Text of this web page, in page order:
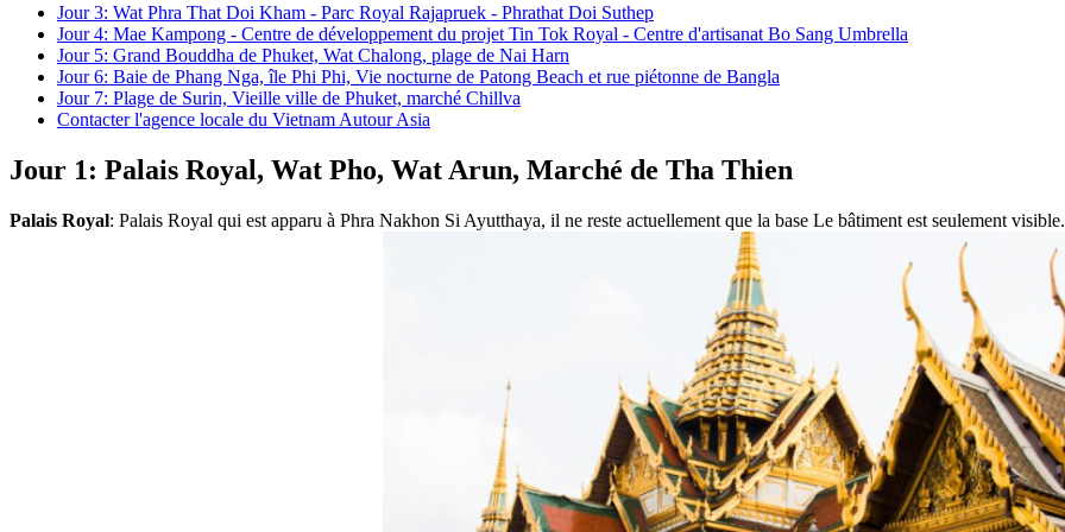
Jour 3: Wat Phra That Doi Kham - Parc Royal Rajapruek - Phrathat Doi Suthep
Jour 4: Mae Kampong - Centre de développement du projet Tin Tok Royal - Centre d'artisanat Bo Sang Umbrella
Jour 5: Grand Bouddha de Phuket, Wat Chalong, plage de Nai Harn
Jour 6: Baie de Phang Nga, île Phi Phi, Vie nocturne de Patong Beach et rue piétonne de Bangla
Jour 7: Plage de Surin, Vieille ville de Phuket, marché Chillva
Contacter l'agence locale du Vietnam Autour Asia
Jour 1: Palais Royal, Wat Pho, Wat Arun, Marché de Tha Thien
Palais Royal: Palais Royal qui est apparu à Phra Nakhon Si Ayutthaya, il ne reste actuellement que la base Le bâtiment est seulement